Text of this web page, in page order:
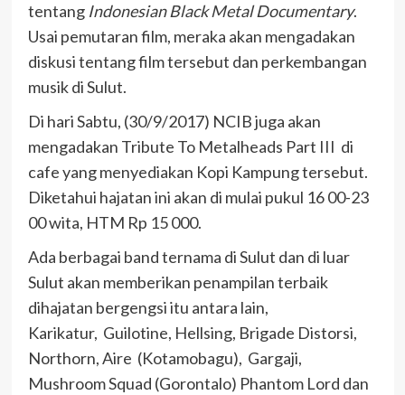
tentang Indonesian Black Metal Documentary.
Usai pemutaran film, meraka akan mengadakan
diskusi tentang film tersebut dan perkembangan
musik di Sulut.
Di hari Sabtu, (30/9/2017) NCIB juga akan
mengadakan Tribute To Metalheads Part III di
cafe yang menyediakan Kopi Kampung tersebut.
Diketahui hajatan ini akan di mulai pukul 16 00-23
00 wita, HTM Rp 15 000.
Ada berbagai band ternama di Sulut dan di luar
Sulut akan memberikan penampilan terbaik
dihajatan bergengsi itu antara lain,
Karikatur, Guilotine, Hellsing, Brigade Distorsi,
Northorn, Aire (Kotamobagu), Gargaji,
Mushroom Squad (Gorontalo) Phantom Lord dan